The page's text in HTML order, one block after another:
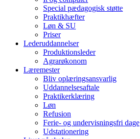
Special pædagogisk støtte
Praktikhæfter
Løn & SU
Priser
Lederuddannelser
Produktionsleder
Agrarøkonom
Læremester
Bliv oplæringsansvarlig
Uddannelsesaftale
Praktikerklæring
Løn
Refusion
Ferie- og undervisningsfri dage
Udstationering